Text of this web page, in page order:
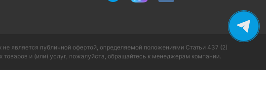
является публичной офертой, определяемой положениями Статьи 437 (2)
и (или) услуг, пожалуйста, обращайтесь к менеджерам компании.